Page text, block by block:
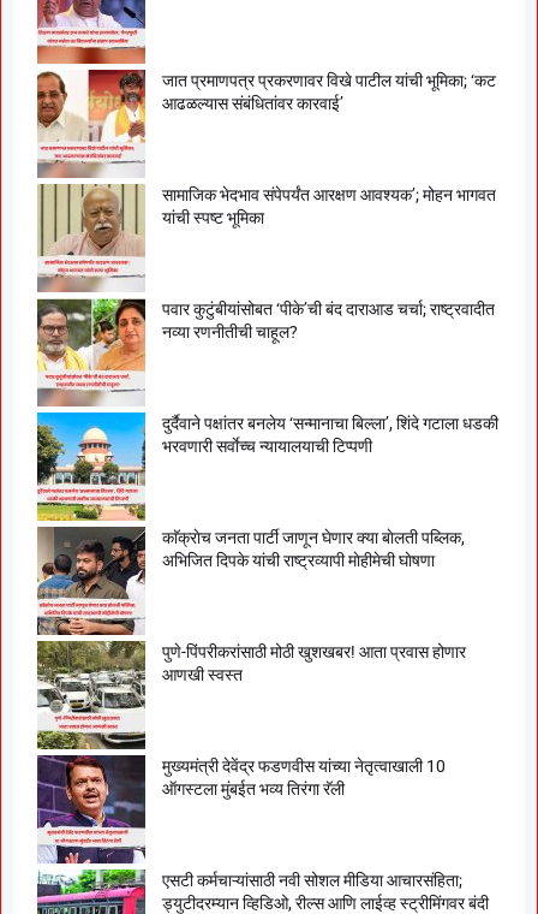
जात प्रमाणपत्र प्रकरणावर विखे पाटील यांची भूमिका; ‘कट
आढळल्यास संबंधितांवर कारवाई’
सामाजिक भेदभाव संपेपर्यंत आरक्षण आवश्यक’; मोहन भागवत
यांची स्पष्ट भूमिका
पवार कुटुंबीयांसोबत ‘पीके’ची बंद दाराआड चर्चा; राष्ट्रवादीत
नव्या रणनीतीची चाहूल?
दुर्दैवाने पक्षांतर बनलेय ‘सन्मानाचा बिल्ला’, शिंदे गटाला धडकी
भरवणारी सर्वाेच्च न्यायालयाची टिप्पणी
काॅक्राेच जनता पार्टी जाणून घेणार क्या बाेलती पब्लिक,
अभिजित दिपके यांची राष्ट्रव्यापी माेहीमेची घाेषणा
पुणे-पिंपरीकरांसाठी मोठी खुशखबर! आता प्रवास होणार
आणखी स्वस्त
मुख्यमंत्री देवेंद्र फडणवीस यांच्या नेतृत्वाखाली 10
ऑगस्टला मुंबईत भव्य तिरंगा रॅली
एसटी कर्मचाऱ्यांसाठी नवी सोशल मीडिया आचारसंहिता;
ड्युटीदरम्यान व्हिडिओ, रील्स आणि लाईव्ह स्ट्रीमिंगवर बंदी